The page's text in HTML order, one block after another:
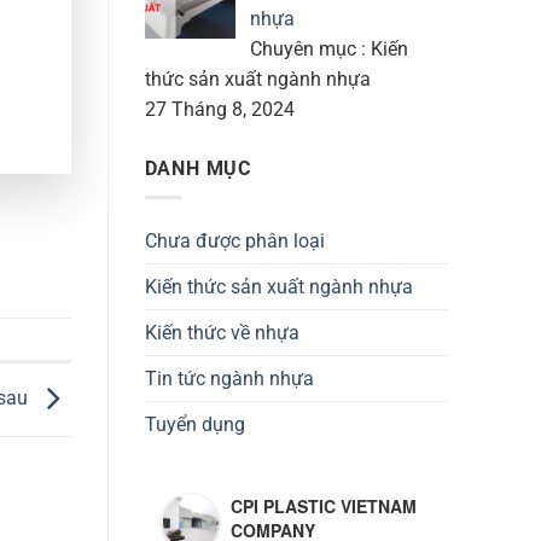
nhựa
Chuyên mục : Kiến
thức sản xuất ngành nhựa
27 Tháng 8, 2024
DANH MỤC
Chưa được phân loại
Kiến thức sản xuất ngành nhựa
Kiến thức về nhựa
Tin tức ngành nhựa
Tuyển dụng
CPI PLASTIC VIETNAM
COMPANY